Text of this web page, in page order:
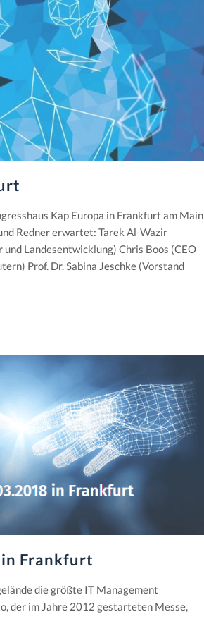
Kap Europa in Frankfurt am Main
Redner erwartet: Tarek Al-Wazir
Landesentwicklung) Chris Boos (CEO
Prof. Dr. Sabina Jeschke (Vorstand
in Frankfurt
die größte IT Management
der im Jahre 2012 gestarteten Messe,